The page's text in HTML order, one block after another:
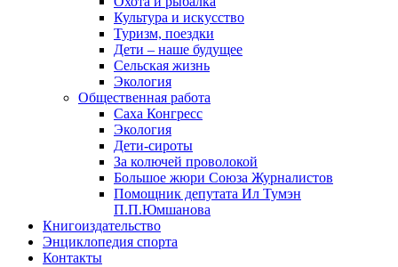
Культура и искусство
Туризм, поездки
Дети – наше будущее
Сельская жизнь
Экология
Общественная работа
Саха Конгресс
Экология
Дети-сироты
За колючей проволокой
Большое жюри Союза Журналистов
Помощник депутата Ил Тумэн
П.П.Юмшанова
Книгоиздательство
Энциклопедия спорта
Контакты